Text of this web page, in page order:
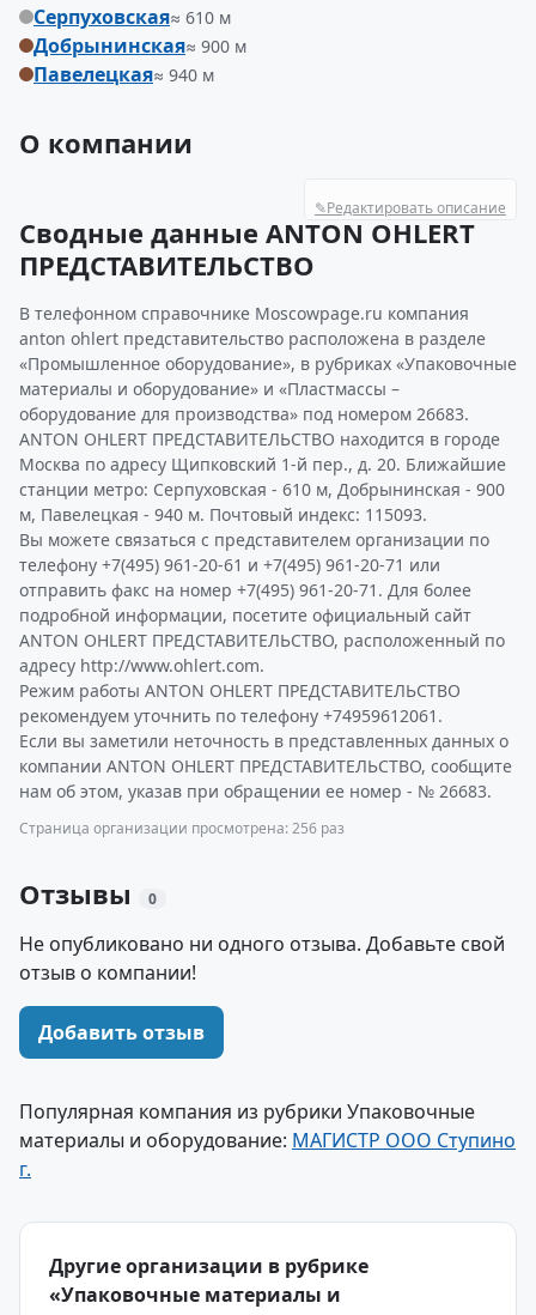
Серпуховская≈ 610 м
Добрынинская≈ 900 м
Павелецкая≈ 940 м
О компании
✎Редактировать описание
Сводные данные ANTON OHLERT
ПРЕДСТАВИТЕЛЬСТВО
В телефонном справочнике Moscowpage.ru компания
anton ohlert представительство расположена в разделе
«Промышленное оборудование», в рубриках «Упаковочные
материалы и оборудование» и «Пластмассы –
оборудование для производства» под номером 26683.
ANTON OHLERT ПРЕДСТАВИТЕЛЬСТВО находится в городе
Москва по адресу Щипковский 1-й пер., д. 20. Ближайшие
станции метро: Серпуховская - 610 м, Добрынинская - 900
м, Павелецкая - 940 м. Почтовый индекс: 115093.
Вы можете связаться с представителем организации по
телефону +7(495) 961-20-61 и +7(495) 961-20-71 или
отправить факс на номер +7(495) 961-20-71. Для более
подробной информации, посетите официальный сайт
ANTON OHLERT ПРЕДСТАВИТЕЛЬСТВО, расположенный по
адресу http://www.ohlert.com.
Режим работы ANTON OHLERT ПРЕДСТАВИТЕЛЬСТВО
рекомендуем уточнить по телефону +74959612061.
Если вы заметили неточность в представленных данных о
компании ANTON OHLERT ПРЕДСТАВИТЕЛЬСТВО, сообщите
нам об этом, указав при обращении ее номер - № 26683.
Страница организации просмотрена: 256 раз
Отзывы 0
Не опубликовано ни одного отзыва. Добавьте свой
отзыв о компании!
Добавить отзыв
Популярная компания из рубрики Упаковочные
материалы и оборудование: МАГИСТР ООО Ступино
г.
Другие организации в рубрике
«Упаковочные материалы и